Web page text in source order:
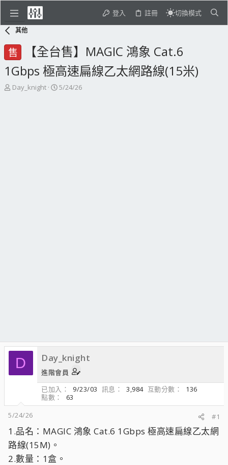
登入 註冊 切換模式
其他
售
【全台售】MAGIC 鴻象 Cat.6
1Gbps 極高速扁線乙太網路線(15米)
主
Day_knight
開
5/24/26
D Day_knight
進階會員
已加入
9/23/03 訊息 3,984 互動分數
136
點數
63
5/24/26
#1
1.品名：MAGIC 鴻象 Cat.6 1Gbps 極高速扁線乙太網
路線(15M)。
2.數量：1盒。